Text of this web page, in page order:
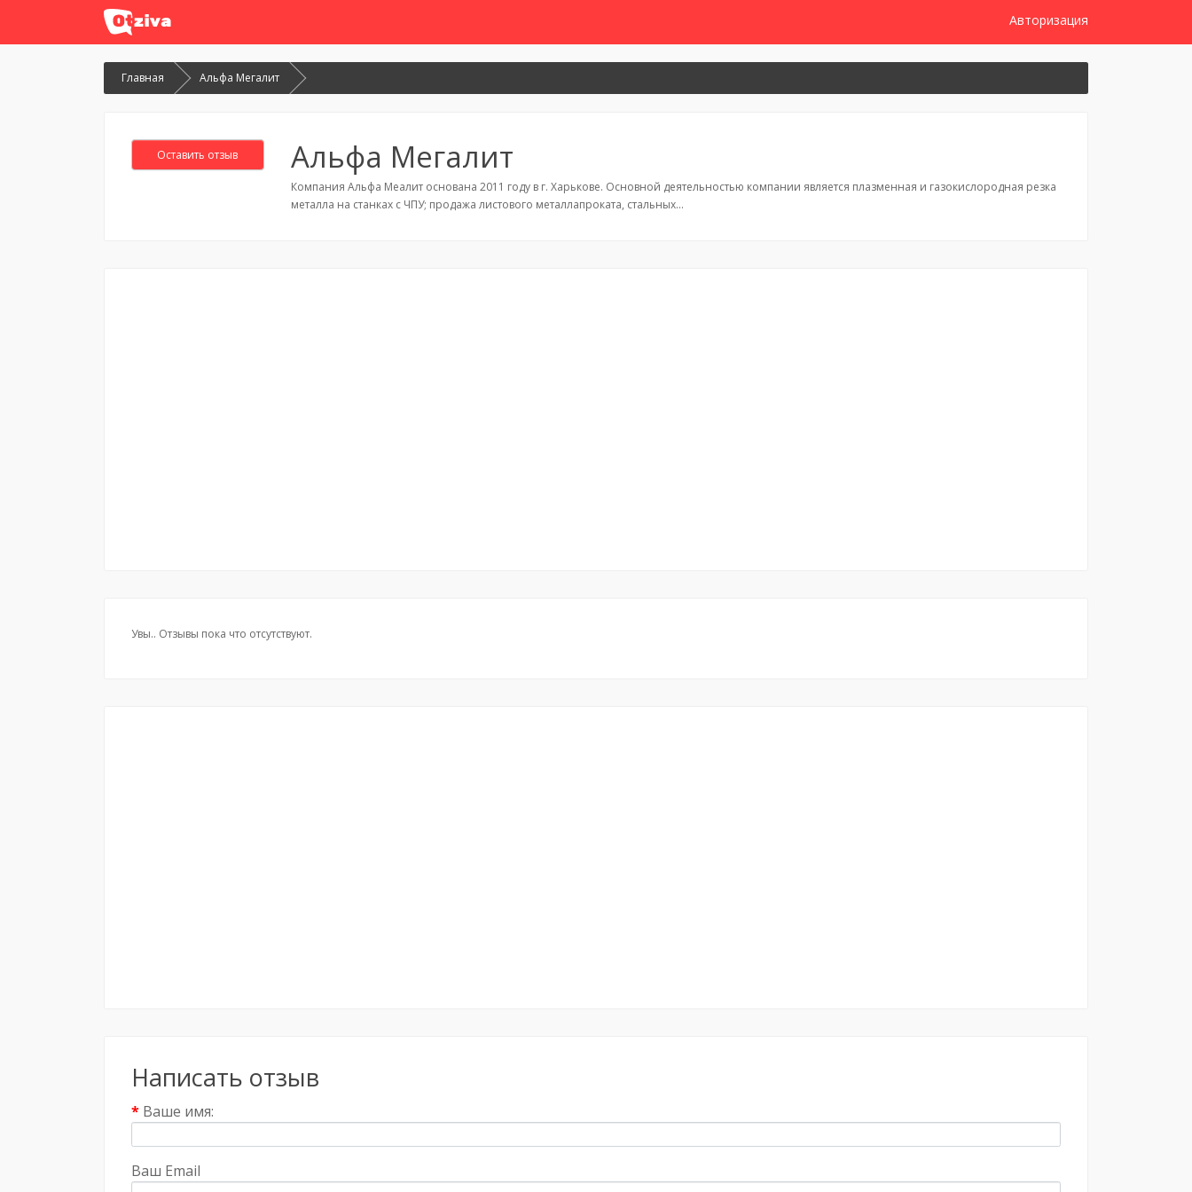
Авторизация
Главная Альфа Мегалит
Оставить отзыв Альфа Мегалит
Компания Альфа Меалит основана 2011 году в г. Харькове. Основной деятельностью компании является плазменная и газокислородная резка
металла на станках с ЧПУ; продажа листового металлапроката, стальных…
Увы.. Отзывы пока что отсутствуют.
Написать отзыв
Ваше имя:
Ваш Email